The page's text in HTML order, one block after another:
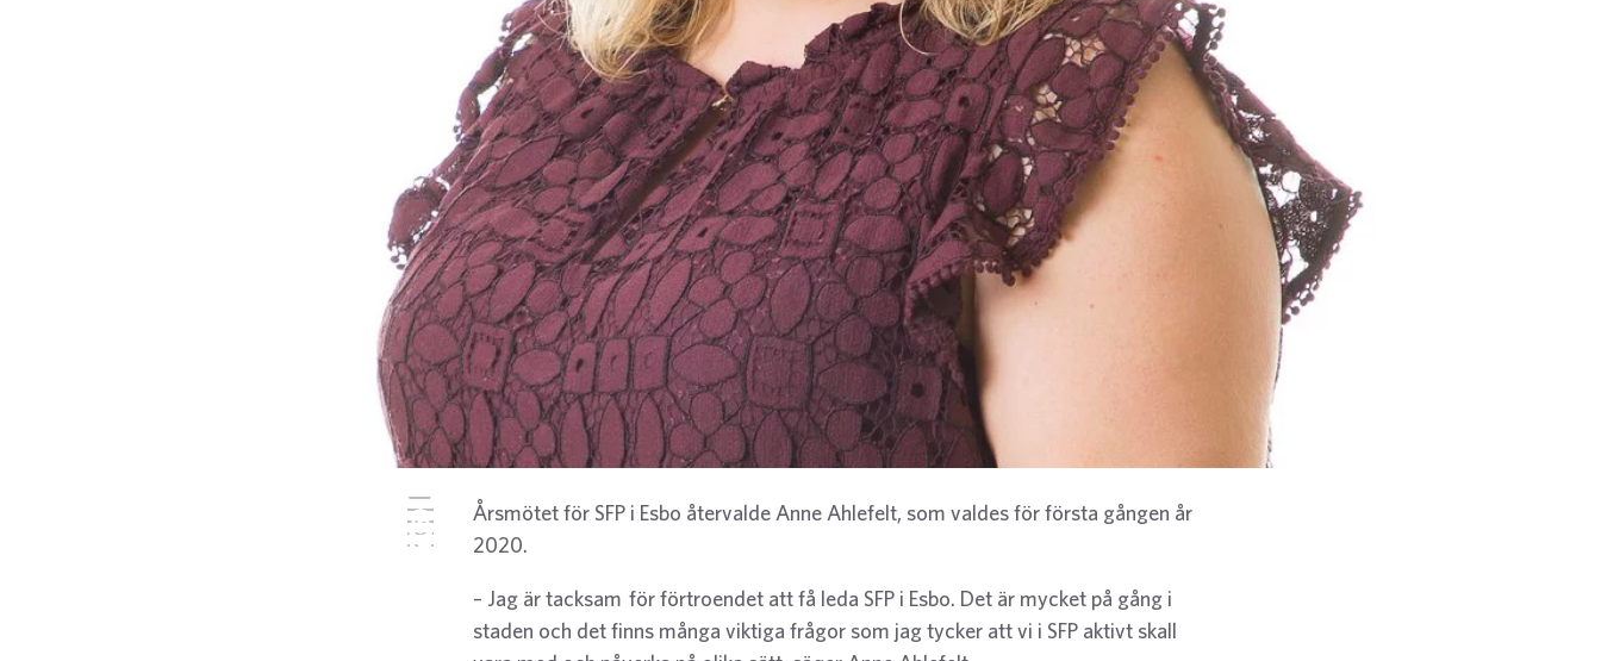
Årsmötet för SFP i Esbo återvalde Anne Ahlefelt, som valdes för första gången år
2020.
– Jag är tacksam för förtroendet att få leda SFP i Esbo. Det är mycket på gång i
staden och det finns många viktiga frågor som jag tycker att vi i SFP aktivt skall
Twitter
Facebook
LinkedIn
E-post
WhatsApp